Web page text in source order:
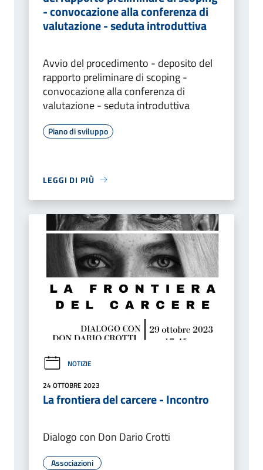
- convocazione alla conferenza di
valutazione - seduta introduttiva
Avvio del procedimento - deposito del
rapporto preliminare di scoping -
convocazione alla conferenza di
valutazione - seduta introduttiva
Piano di sviluppo
LEGGI DI PIÙ
NOTIZIE
24 OTTOBRE 2023
La frontiera del carcere - Incontro
Dialogo con Don Dario Crotti
Associazioni